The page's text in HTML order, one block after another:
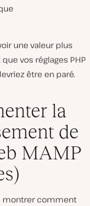
une valeur plus
que vos réglages PHP
être en paré.
la
de
MAMP
montrer comment